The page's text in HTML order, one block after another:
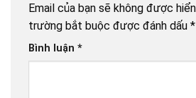
Email của bạn sẽ không được
trường bắt buộc được đánh dấu *
Bình luận *